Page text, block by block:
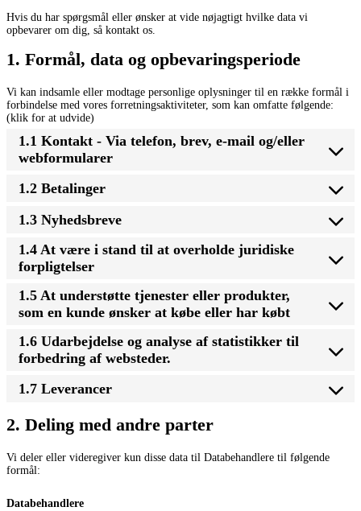
Hvis du har spørgsmål eller ønsker at vide nøjagtigt hvilke data vi
opbevarer om dig, så kontakt os.
1. Formål, data og opbevaringsperiode
Vi kan indsamle eller modtage personlige oplysninger til en række formål i
forbindelse med vores forretningsaktiviteter, som kan omfatte følgende:
(klik for at udvide)
1.1 Kontakt - Via telefon, brev, e-mail og/eller
webformularer
1.2 Betalinger
1.3 Nyhedsbreve
1.4 At være i stand til at overholde juridiske
forpligtelser
1.5 At understøtte tjenester eller produkter,
som en kunde ønsker at købe eller har købt
1.6 Udarbejdelse og analyse af statistikker til
forbedring af websteder.
1.7 Leverancer
2. Deling med andre parter
Vi deler eller videregiver kun disse data til Databehandlere til følgende
formål:
Databehandlere